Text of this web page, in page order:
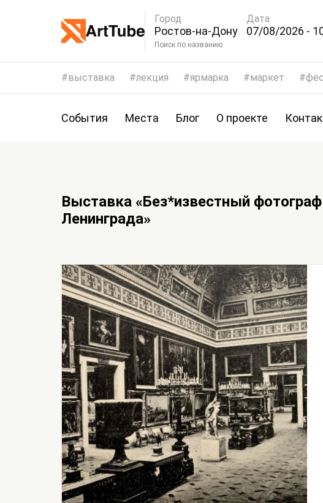
Город
Ростов-на-Дону
Дата
07/08/2026 -
Поиск по названию
выставка лекция ярмарка маркет
События Места Блог О проекте
Выставка «Без*известный
Ленинграда»